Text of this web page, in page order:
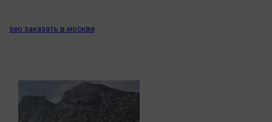
Последняя инстанция
seo заказать в москве